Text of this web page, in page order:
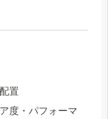
置
度・パフォーマ